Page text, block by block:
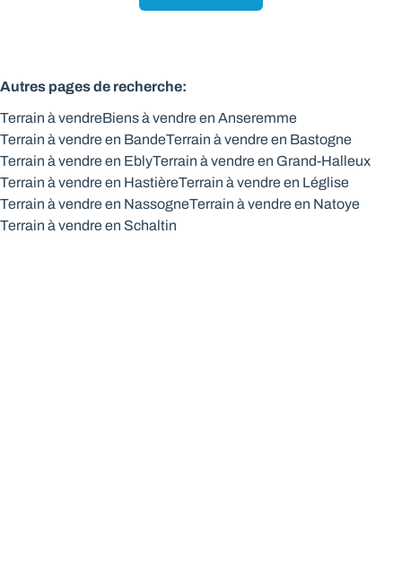
Autres pages de recherche:
Terrain à vendreBiens à vendre en Anseremme
Terrain à vendre en BandeTerrain à vendre en Bastogne
Terrain à vendre en EblyTerrain à vendre en Grand-Halleux
Terrain à vendre en HastièreTerrain à vendre en Léglise
Terrain à vendre en NassogneTerrain à vendre en Natoye
Terrain à vendre en Schaltin